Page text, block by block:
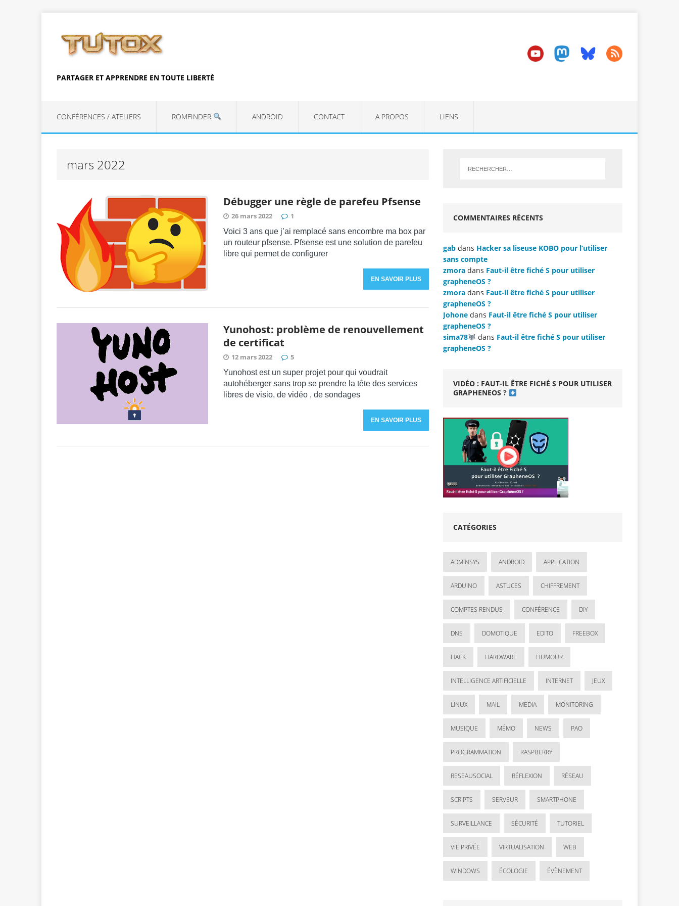
PARTAGER ET APPRENDRE EN TOUTE LIBERTÉ
CONFÉRENCES / ATELIERS ROMFINDER ANDROID CONTACT A PROPOS LIENS
mars 2022
Débugger une règle de parefeu Pfsense
26 mars 2022 1
Voici 3 ans que j’ai remplacé sans encombre ma box par
un routeur pfsense. Pfsense est une solution de parefeu
libre qui permet de configurer
EN SAVOIR PLUS
Yunohost: problème de renouvellement
de certificat
12 mars 2022 5
Yunohost est un super projet pour qui voudrait
autohéberger sans trop se prendre la tête des services
libres de visio, de vidéo , de sondages
EN SAVOIR PLUS
COMMENTAIRES RÉCENTS
gab dans Hacker sa liseuse KOBO pour l’utiliser
sans compte
zmora dans Faut-il être fiché S pour utiliser
grapheneOS ?
zmora dans Faut-il être fiché S pour utiliser
grapheneOS ?
Johone dans Faut-il être fiché S pour utiliser
grapheneOS ?
sima78
dans Faut-il être fiché S pour utiliser
grapheneOS ?
VIDÉO : FAUT-IL ÊTRE FICHÉ S POUR UTILISER
GRAPHENEOS ?
CATÉGORIES
ADMINSYS ANDROID APPLICATION
ARDUINO ASTUCES CHIFFREMENT
COMPTES RENDUS CONFÉRENCE DIY
DNS DOMOTIQUE EDITO FREEBOX
HACK HARDWARE HUMOUR
INTELLIGENCE ARTIFICIELLE INTERNET JEUX
LINUX MAIL MEDIA MONITORING
MUSIQUE MÉMO NEWS PAO
PROGRAMMATION RASPBERRY
RESEAUSOCIAL RÉFLEXION RÉSEAU
SCRIPTS SERVEUR SMARTPHONE
SURVEILLANCE SÉCURITÉ TUTORIEL
VIE PRIVÉE VIRTUALISATION WEB
WINDOWS ÉCOLOGIE ÉVÈNEMENT